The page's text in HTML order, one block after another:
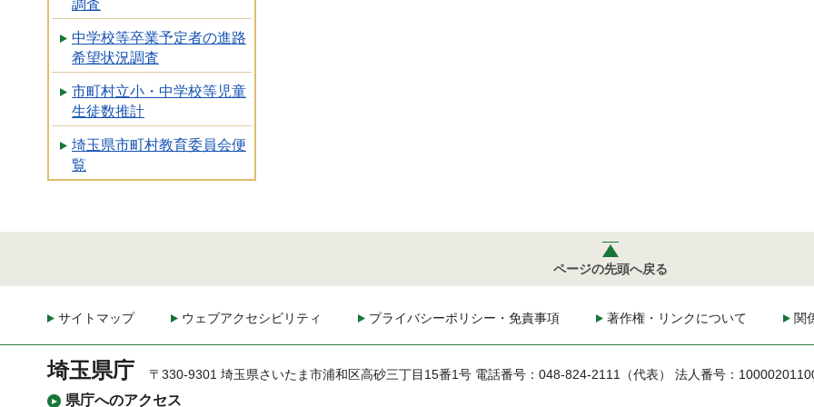
調査
中学校等卒業予定者の進路
希望状況調査
市町村立小・中学校等児童
生徒数推計
埼玉県市町村教育委員会便
覧
ページの先頭へ戻る
サイトマップ ウェブアクセシビリティ プライバシーポリシー・免責事項 著作権・リンクについて 関
埼玉県庁
県庁へのアクセス
〒330-9301 埼玉県さいたま市浦和区高砂三丁目15番1号 電話番号：048-824-2111（代表） 法人番号：